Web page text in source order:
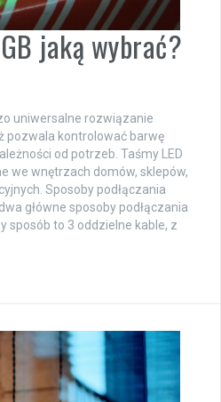
jaką wybrać?
uniwersalne rozwiązanie
pozwala kontrolować barwę
od potrzeb. Taśmy LED
we wnętrzach domów, sklepów,
Sposoby podłączania
główne sposoby podłączania
sposób to 3 oddzielne kable, z